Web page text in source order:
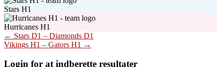
Stars H1
Hurricanes H1
Post
navigation
← Stars D1 – Diamonds D1
Vikings H1 – Gators H1 →
Login for at indberette resultater